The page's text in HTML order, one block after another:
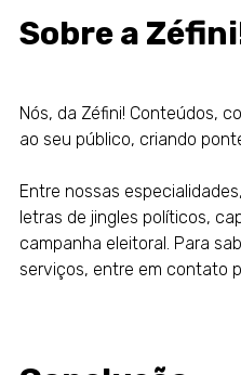
Sobre a
Nós, da Zéfini! Conteúdos,
ao seu público, criando
Entre nossas
letras de jingles políticos,
campanha eleitoral. Para
serviços, entre em contato